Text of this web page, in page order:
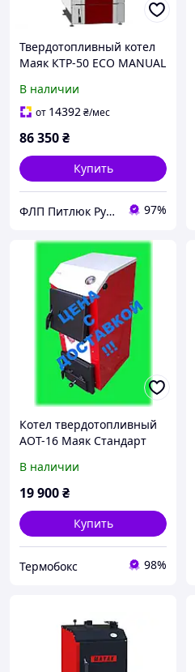
Твердотопливный котел
Маяк КТР-50 ECO MANUAL
горения
В наличии
от 14392₴/мес
86 350₴
Купить
ФЛП Питлюк Руслан Ярославович 97%
Котел твердотопливный
АОТ-16 Маяк Стандарт
В наличии
19 900₴
Купить
Термобокс 98%